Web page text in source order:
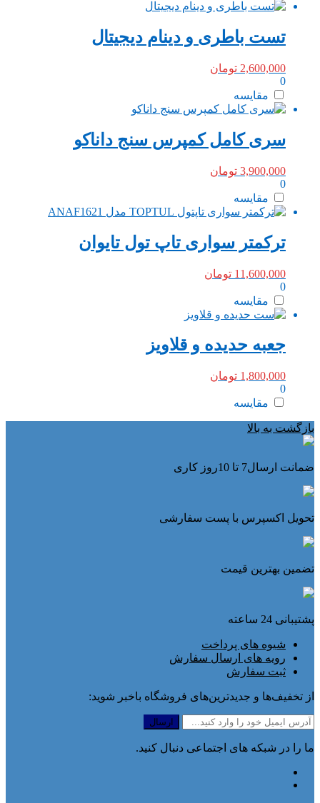
تست باطری و دینام دیجیتال
2,600,000 تومان
0
مقایسه
سری کامل کمپرس سنج داناکو
3,900,000 تومان
0
مقایسه
ترکمتر سواری تاپ تول تایوان
11,600,000 تومان
0
مقایسه
جعبه حدیده و قلاویز
1,800,000 تومان
0
مقایسه
بازگشت به بالا
ضمانت ارسال7 تا 10روز کاری
تحویل اکسپرس با پست سفارشی
تضمین بهترین قیمت
پشتیبانی 24 ساعته
شیوه های پرداخت
رویه های ارسال سفارش
ثبت سفارش
از تخفیف‌ها و جدیدترین‌های فروشگاه باخبر شوید:
ما را در شبکه های اجتماعی دنبال کنید.